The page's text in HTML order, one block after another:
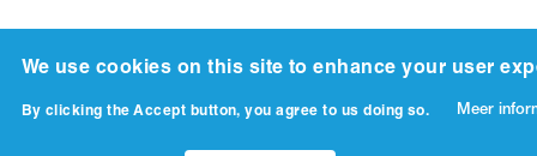
We use cookies on this site to enhance your user
By clicking the Accept button, you agree to us doing so. Meer